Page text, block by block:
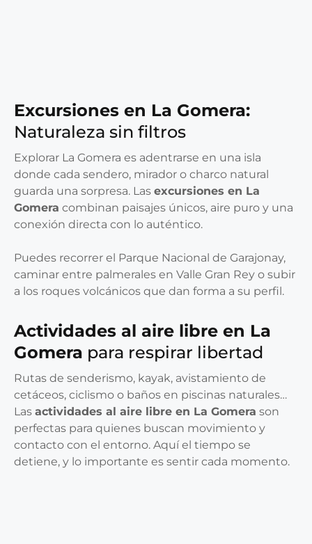
Excursiones en La Gomera:
Naturaleza sin filtros
Explorar La Gomera es adentrarse en una isla
donde cada sendero, mirador o charco natural
guarda una sorpresa. Las excursiones en La
Gomera combinan paisajes únicos, aire puro y una
conexión directa con lo auténtico.
Puedes recorrer el Parque Nacional de Garajonay,
caminar entre palmerales en Valle Gran Rey o subir
a los roques volcánicos que dan forma a su perfil.
Actividades al aire libre en La
Gomera para respirar libertad
Rutas de senderismo, kayak, avistamiento de
cetáceos, ciclismo o baños en piscinas naturales…
Las actividades al aire libre en La Gomera son
perfectas para quienes buscan movimiento y
contacto con el entorno. Aquí el tiempo se
detiene, y lo importante es sentir cada momento.